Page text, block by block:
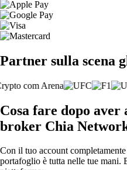
Partner sulla scena
Cosa fare dopo
broker Chia
Con il tuo account
portafoglio è tutta nelle tue mani.